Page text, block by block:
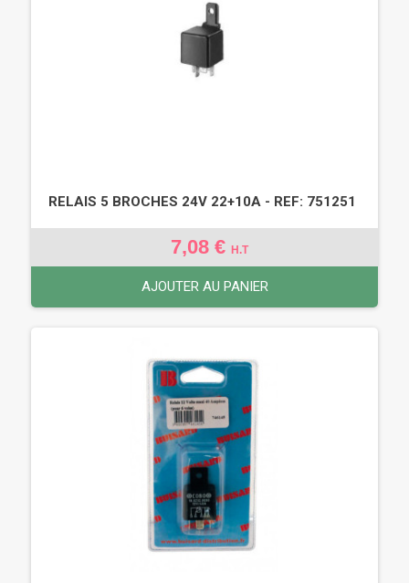
RELAIS 5 BROCHES 24V 22+10A - REF: 751251
7,08 € H.T
AJOUTER AU PANIER